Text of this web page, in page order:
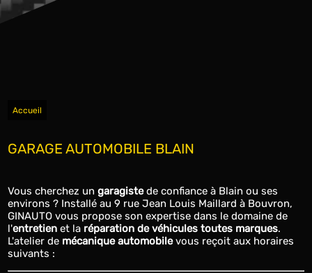
Accueil
GARAGE AUTOMOBILE BLAIN
Vous cherchez ungaragistede confiance à Blain ou ses
environs ? Installé au 9 rue Jean Louis Maillard à Bouvron,
GINAUTO vous propose son expertise dans le domaine de
l'entretien et la réparation de véhicules toutes marques.
L'atelier de mécanique automobilevous reçoit aux horaires
suivants :